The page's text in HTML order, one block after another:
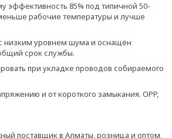
эффективность 85% под типичной 50-
рабочие температуры и лучше
низким уровнем шума и оснащён
срок службы.
при укладке проводов собираемого
и от короткого замыкания. OPP,
поставщик в Алматы, розница и оптом,